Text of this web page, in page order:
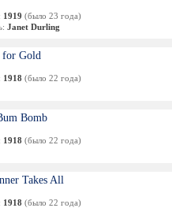
1919 (было 23 года)
Janet Durling
for Gold
1918 (было 22 года)
Bum Bomb
1918 (было 22 года)
Takes All
1918 (было 22 года)